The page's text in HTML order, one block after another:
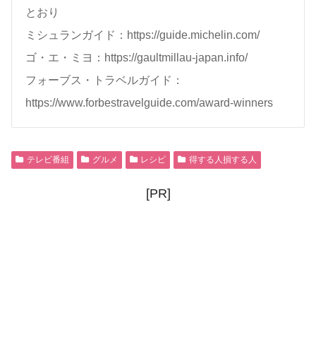
とおり
ミシュランガイド：https://guide.michelin.com/
ゴ・エ・ミヨ：https://gaultmillau-japan.info/
フォーブス・トラベルガイド：
https://www.forbestravelguide.com/award-winners
テレビ番組 グルメ レシピ 得する人損する人
[PR]